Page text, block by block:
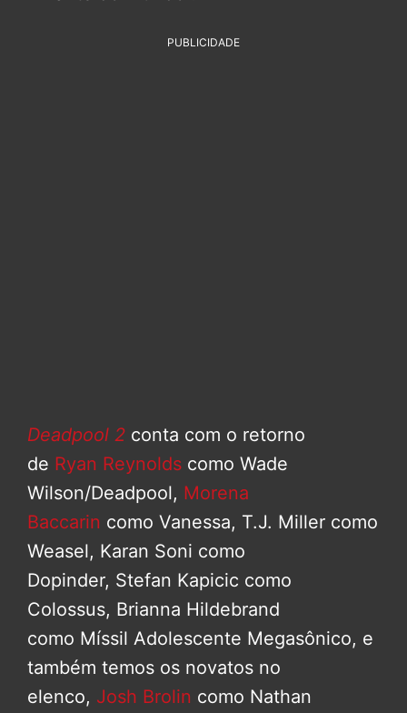
PUBLICIDADE
Deadpool 2 conta com o retorno
de Ryan Reynolds como Wade
Wilson/Deadpool, Morena
Baccarin como Vanessa, T.J. Miller como
Weasel, Karan Soni como
Dopinder, Stefan Kapicic como
Colossus, Brianna Hildebrand
como Míssil Adolescente Megasônico, e
também temos os novatos no
elenco, Josh Brolin como Nathan